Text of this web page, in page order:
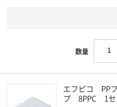
数量
エフピコ PP
プ 8PPC 1セ